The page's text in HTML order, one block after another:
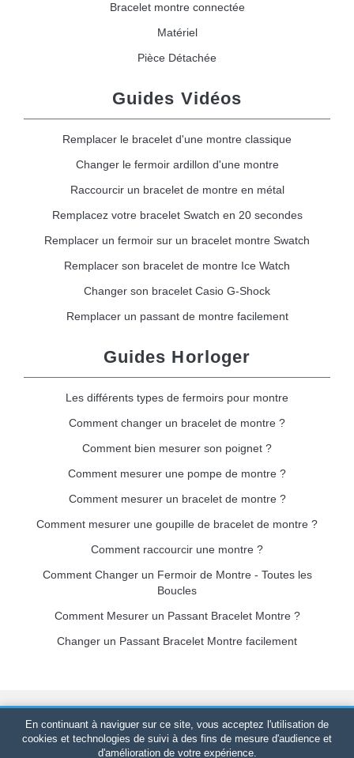
Bracelet montre connectée
Matériel
Pièce Détachée
Guides Vidéos
Remplacer le bracelet d'une montre classique
Changer le fermoir ardillon d'une montre
Raccourcir un bracelet de montre en métal
Remplacez votre bracelet Swatch en 20 secondes
Remplacer un fermoir sur un bracelet montre Swatch
Remplacer son bracelet de montre Ice Watch
Changer son bracelet Casio G-Shock
Remplacer un passant de montre facilement
Guides Horloger
Les différents types de fermoirs pour montre
Comment changer un bracelet de montre ?
Comment bien mesurer son poignet ?
Comment mesurer une pompe de montre ?
Comment mesurer un bracelet de montre ?
Comment mesurer une goupille de bracelet de montre ?
Comment raccourcir une montre ?
Comment Changer un Fermoir de Montre - Toutes les
Boucles
Comment Mesurer un Passant Bracelet Montre ?
Changer un Passant Bracelet Montre facilement
Bracelet-de-montre.com© 2026Tous droits réservés-SIRET
520 247 727 000 57 -Plateforme Juridique : BP 20075 - 31121
PORTET PDC - France Métropolitaine-Vente en ligne
En continuant à naviguer sur ce site, vous acceptez l'utilisation de
cookies et technologies de suivi à des fins de mesure d'audience et
d'amélioration de votre expérience.